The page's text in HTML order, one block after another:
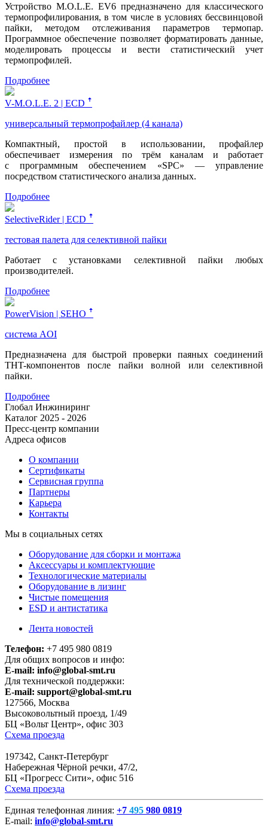
Устройство M.O.L.E. EV6 предназначено для классического
термопрофилирования, в том числе в условиях бессвинцовой
пайки, методом отслеживания параметров термопар.
Программное обеспечение позволяет форматировать данные,
моделировать процессы и вести статистический учет
термопрофилей.
Подробнее
V-M.O.L.E. 2 | ECD ꜛ
универсальный термопрофайлер (4 канала)
Компактный, простой в использовании, профайлер
обеспечивает измерения по трём каналам и работает
с программным обеспечением «SPC» — управление
посредством статистического анализа данных.
Подробнее
SelectiveRider | ECD ꜛ
тестовая палета для селективной пайки
Работает с установками селективной пайки любых
производителей.
Подробнее
PowerVision | SEHO ꜛ
система AOI
Предназначена для быстрой проверки паяных соединений
THT-компонентов после пайки волной или селективной
пайки.
Подробнее
Глобал Инжиниринг
Каталог 2025 - 2026
Пресс-центр компании
Адреса офисов
О компании
Сертификаты
Сервисная группа
Партнеры
Карьера
Контакты
Мы в социальных сетях
Оборудование для сборки и монтажа
Аксессуары и комплектующие
Технологические материалы
Оборудование в лизинг
Чистые помещения
ESD и антистатика
Лента новостей
Телефон: +7 495 980 0819
Для общих вопросов и инфо:
E-mail: info@global-smt.ru
Для технической поддержки:
E-mail: support@global-smt.ru
127566, Москва
Высоковольтный проезд, 1/49
БЦ «Вольт Центр», офис 303
Схема проезда
197342, Санкт-Петербург
Набережная Чёрной речки, 47/2,
БЦ «Прогресс Сити», офис 516
Схема проезда
Единая телефонная линия: +7 495 980 0819
E-mail: info@global-smt.ru